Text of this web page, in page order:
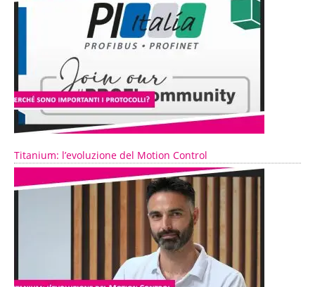
Titanium: l’evoluzione del Motion Control